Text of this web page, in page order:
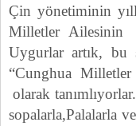
Çin yönetiminin
Milletler Ailesinin
Uygurlar artık, bu
“Cunghua
olarak
sopalarla,Palalarla